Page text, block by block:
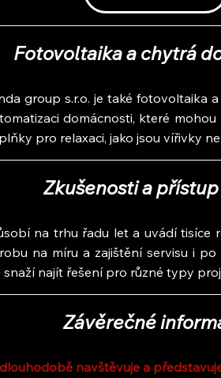
Fotovoltaika a chytrá
group s.r.o. je také fotovoltaika
domácnosti, které
pro relaxaci, jako jsou vířivky
Zkušenosti a
na trhu řadu let a uvádí tisíce
na míru a zajištění servisu i po
najít řešení pro různé typy
Závěrečné
navštěvuje a